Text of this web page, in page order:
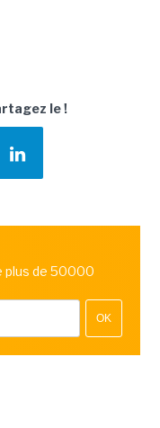
le !
plus de 50000
OK